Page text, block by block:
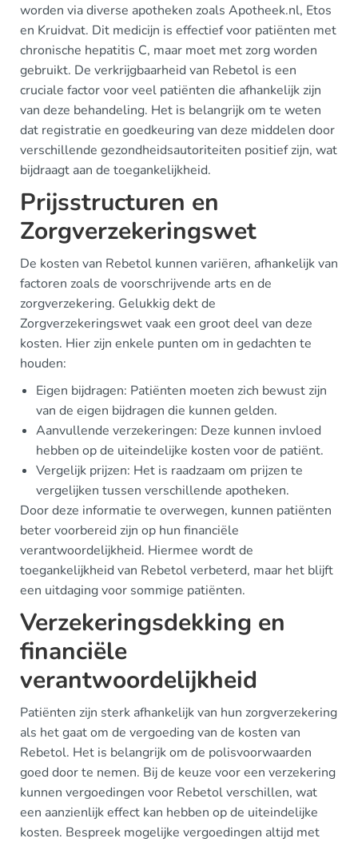
worden via diverse apotheken zoals Apotheek.nl, Etos
en Kruidvat. Dit medicijn is effectief voor patiënten met
chronische hepatitis C, maar moet met zorg worden
gebruikt. De verkrijgbaarheid van Rebetol is een
cruciale factor voor veel patiënten die afhankelijk zijn
van deze behandeling. Het is belangrijk om te weten
dat registratie en goedkeuring van deze middelen door
verschillende gezondheidsautoriteiten positief zijn, wat
bijdraagt aan de toegankelijkheid.
Prijsstructuren en
Zorgverzekeringswet
De kosten van Rebetol kunnen variëren, afhankelijk van
factoren zoals de voorschrijvende arts en de
zorgverzekering. Gelukkig dekt de
Zorgverzekeringswet vaak een groot deel van deze
kosten. Hier zijn enkele punten om in gedachten te
houden:
Eigen bijdragen: Patiënten moeten zich bewust zijn
van de eigen bijdragen die kunnen gelden.
Aanvullende verzekeringen: Deze kunnen invloed
hebben op de uiteindelijke kosten voor de patiënt.
Vergelijk prijzen: Het is raadzaam om prijzen te
vergelijken tussen verschillende apotheken.
Door deze informatie te overwegen, kunnen patiënten
beter voorbereid zijn op hun financiële
verantwoordelijkheid. Hiermee wordt de
toegankelijkheid van Rebetol verbeterd, maar het blijft
een uitdaging voor sommige patiënten.
Verzekeringsdekking en
financiële
verantwoordelijkheid
Patiënten zijn sterk afhankelijk van hun zorgverzekering
als het gaat om de vergoeding van de kosten van
Rebetol. Het is belangrijk om de polisvoorwaarden
goed door te nemen. Bij de keuze voor een verzekering
kunnen vergoedingen voor Rebetol verschillen, wat
een aanzienlijk effect kan hebben op de uiteindelijke
kosten. Bespreek mogelijke vergoedingen altijd met